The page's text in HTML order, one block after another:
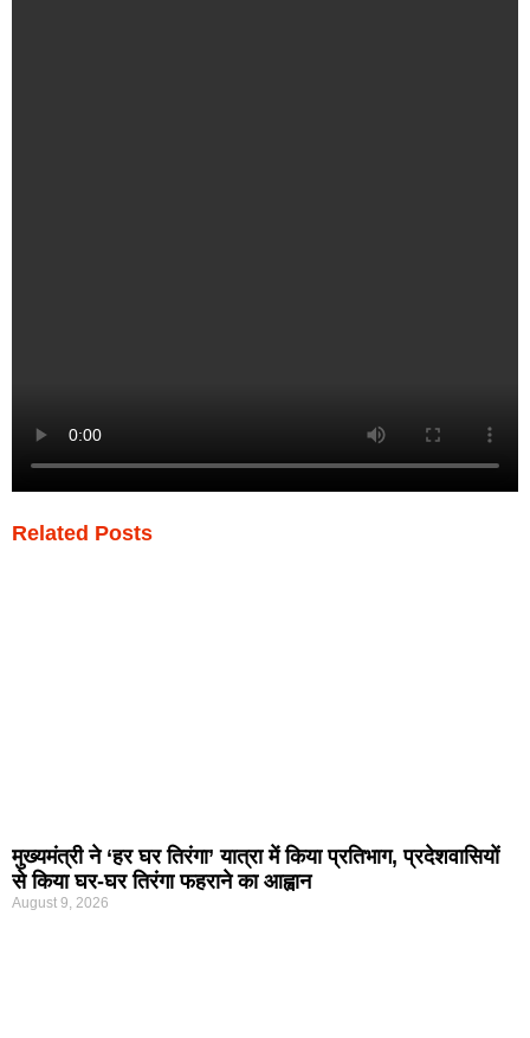
Related Posts
मुख्यमंत्री ने ‘हर घर तिरंगा’ यात्रा में किया प्रतिभाग, प्रदेशवासियों
से किया घर-घर तिरंगा फहराने का आह्वान
August 9, 2026